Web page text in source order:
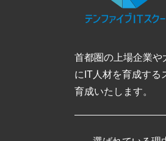
首都圏の上場企業や
にIT人材を育成する
育成いたします。